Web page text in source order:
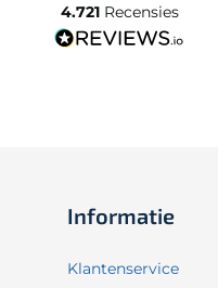
4.721 Recensies
Informatie
Klantenservice